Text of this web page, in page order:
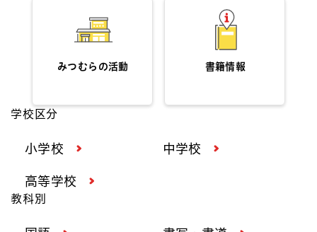
みつむらの活動 書籍情報
学校区分
小学校 中学校
高等学校
教科別